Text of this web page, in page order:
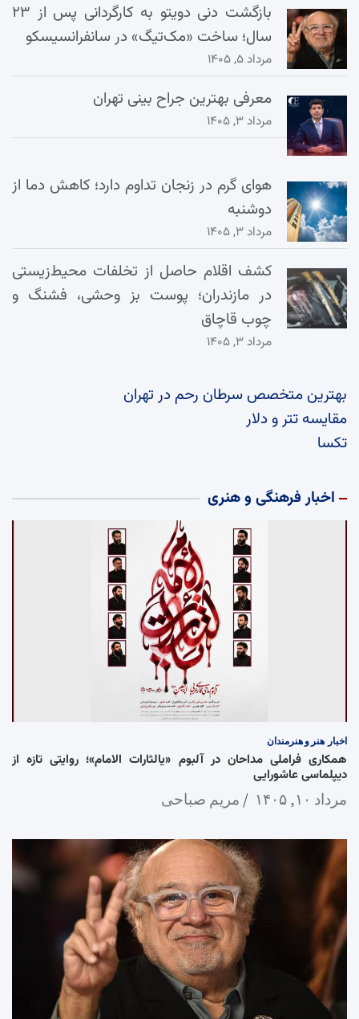
بازگشت دنی دویتو به کارگردانی پس از ۲۳
سال؛ ساخت «مک‌تیگ» در سانفرانسیسکو
مرداد ۵, ۱۴۰۵
معرفی بهترین جراح بینی تهران
مرداد ۳, ۱۴۰۵
هوای گرم در زنجان تداوم دارد؛ کاهش دما از
دوشنبه
مرداد ۳, ۱۴۰۵
کشف اقلام حاصل از تخلفات محیط‌زیستی
در مازندران؛ پوست بز وحشی، فشنگ و
چوب قاچاق
مرداد ۳, ۱۴۰۵
بهترین متخصص سرطان رحم در تهران
مقایسه تتر و دلار
تکسا
اخبار فرهنگی و هنری
اخبار هنر و هنرمندان
همکاری فراملی مداحان در آلبوم «یالثارات الامام»؛ روایتی تازه از
دیپلماسی عاشورایی
مرداد ۱۰, ۱۴۰۵ مریم صباحی